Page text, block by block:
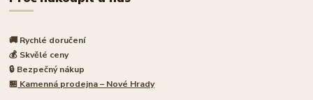
🚚 Rychlé doručení
💰 Skvělé ceny
🔒 Bezpečný nákup
🏪 Kamenná prodejna – Nové Hrady